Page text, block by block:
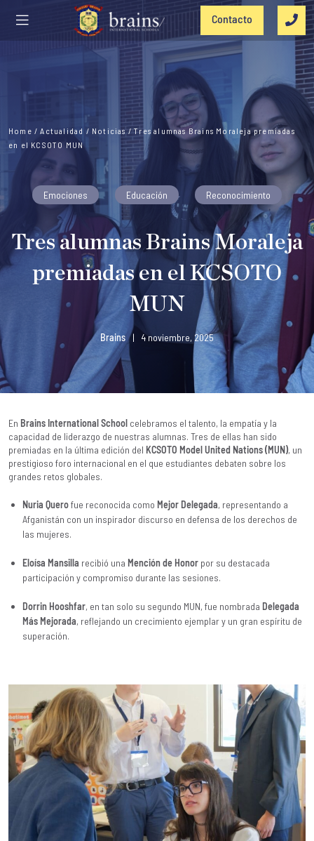
Contacto
Home /Actualidad / Noticias/Tres alumnas Brains Moraleja premiadas
en el KCSOTO MUN
Emociones Educación Reconocimiento
Tres alumnas Brains Moraleja
premiadas en el KCSOTO
MUN
Brains | 4 noviembre, 2025
En Brains International School celebramos el talento, la empatía y la
capacidad de liderazgo de nuestras alumnas. Tres de ellas han sido
premiadas en la última edición del KCSOTO Model United Nations (MUN), un
prestigioso foro internacional en el que estudiantes debaten sobre los
grandes retos globales.
Nuria Querofue reconocida como Mejor Delegada, representando a
Afganistán con un inspirador discurso en defensa de los derechos de
las mujeres.
Eloísa Mansilla recibió una Mención de Honor por su destacada
participación y compromiso durante las sesiones.
Dorrin Hooshfar, en tan solo su segundo MUN, fue nombrada Delegada
Más Mejorada, reflejando un crecimiento ejemplar y un gran espíritu de
superación.